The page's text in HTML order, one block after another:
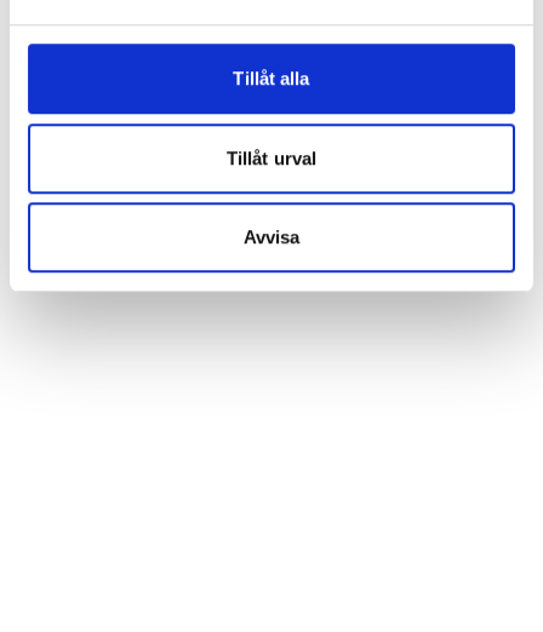
Tillåt alla
Tillåt urval
Avvisa